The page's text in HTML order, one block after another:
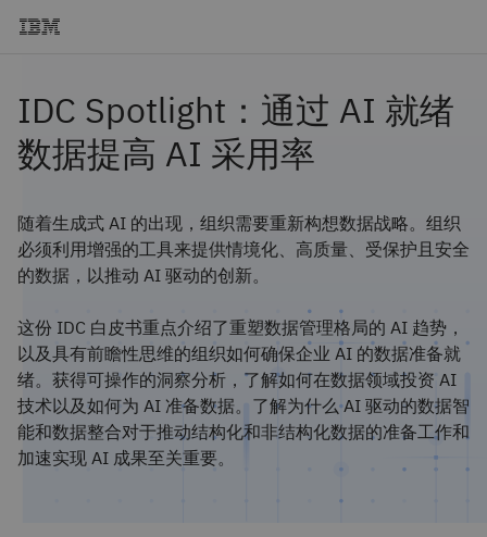
IDC Spotlight：通过 AI 就绪
数据提高 AI 采用率
随着生成式 AI 的出现，组织需要重新构想数据战略。组织
必须利用增强的工具来提供情境化、高质量、受保护且安全
的数据，以推动 AI 驱动的创新。
这份 IDC 白皮书重点介绍了重塑数据管理格局的 AI 趋势，
以及具有前瞻性思维的组织如何确保企业 AI 的数据准备就
绪。获得可操作的洞察分析，了解如何在数据领域投资 AI
技术以及如何为 AI 准备数据。了解为什么 AI 驱动的数据智
能和数据整合对于推动结构化和非结构化数据的准备工作和
加速实现 AI 成果至关重要。